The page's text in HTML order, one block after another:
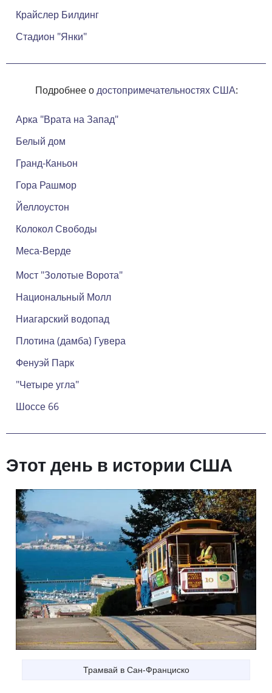
Крайслер Билдинг
Стадион "Янки"
Подробнее одостопримечательностях США:
Арка "Врата на Запад"
Белый дом
Гранд-Каньон
Гора Рашмор
Йеллоустон
Колокол Свободы
Меса-Верде
Мост "Золотые Ворота"
Национальный Молл
Ниагарский водопад
Плотина (дамба) Гувера
Фенуэй Парк
"Четыре угла"
Шоссе 66
Этот день в истории США
Трамвай в Сан-Франциско